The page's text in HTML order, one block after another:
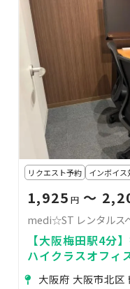
リクエスト予約 インボイス
1,925 円 〜
medi☆ST レンタルス
【大阪梅田駅4分
ハイクラスオフィ
な集中空間✨
大阪府 大阪市北区